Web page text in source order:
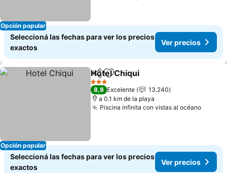
Opción popular
Seleccioná las fechas para ver los precios
exactos
Ver precios
Opción popular
CompartirAñadir a favoritos
Hotel Chiqui
3 Estrellas
8,8 Excelente
13.240
a 0.1 km de la playa
Piscina infinita con vistas al océanoVer
Seleccioná las fechas para ver los precios
exactos
Ver precios